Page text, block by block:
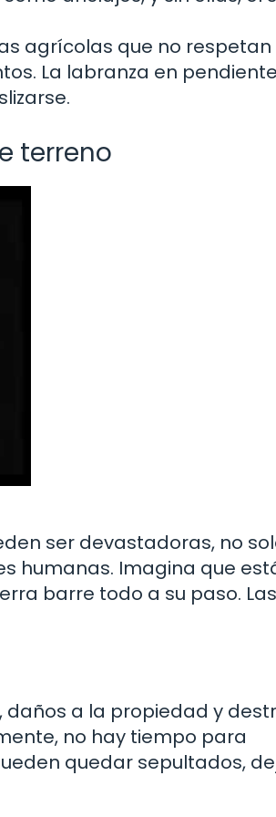
agrícolas que no
La labranza en
terreno
ser devastadoras, no
humanas. Imagina que
barre todo a su paso. Las
daños a la propiedad y
no hay tiempo para
quedar sepultados,